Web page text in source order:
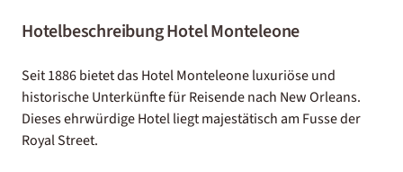
Hotelbeschreibung Hotel Monteleone
Seit 1886 bietet das Hotel Monteleone luxuriöse und
historische Unterkünfte für Reisende nach New Orleans.
Dieses ehrwürdige Hotel liegt majestätisch am Fusse der
Royal Street.